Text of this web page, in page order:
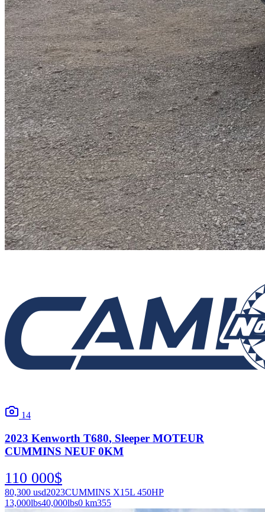
14
2023 Kenworth T680, Sleeper MOTEUR
CUMMINS NEUF 0KM
110 000$
80,300 usd2023CUMMINS X15L 450HP
13,000lbs40,000lbs0 km355